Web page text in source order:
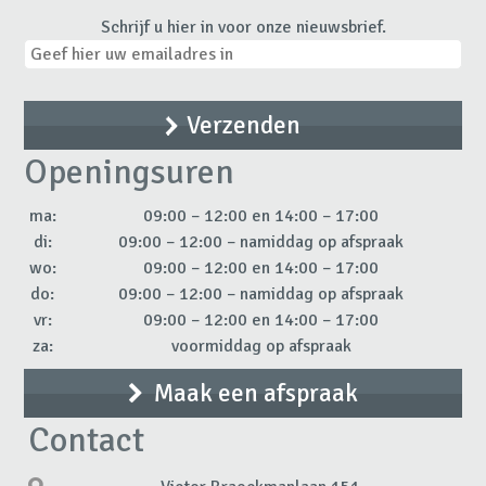
Schrijf u hier in voor onze nieuwsbrief.
Openingsuren
ma:
09:00 – 12:00 en 14:00 – 17:00
di:
09:00 – 12:00 – namiddag op afspraak
wo:
09:00 – 12:00 en 14:00 – 17:00
do:
09:00 – 12:00 – namiddag op afspraak
vr:
09:00 – 12:00 en 14:00 – 17:00
za:
voormiddag op afspraak
Maak een afspraak
Contact